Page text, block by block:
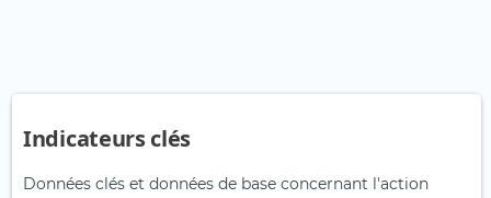
Indicateurs clés
Données clés et données de base concernant l'action